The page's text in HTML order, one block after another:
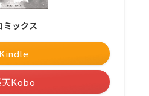
ックス
Kindle
Kobo